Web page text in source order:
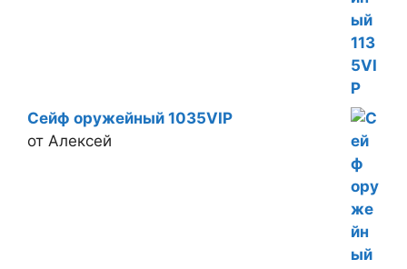
Сейф оружейный 1035VIP
от Алексей